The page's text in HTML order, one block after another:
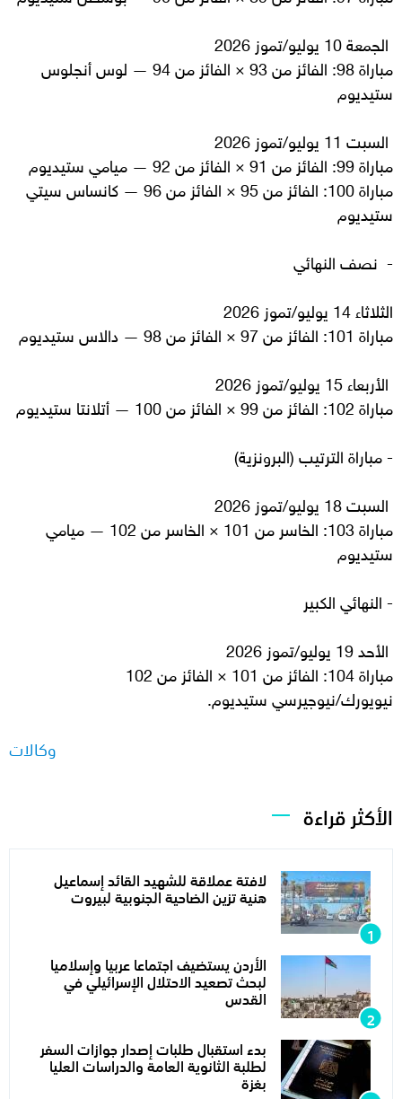
الجمعة 10 يوليو/تموز 2026
مباراة 98: الفائز من 93 × الفائز من 94 — لوس أنجلوس
ستيديوم
السبت 11 يوليو/تموز 2026
مباراة 99: الفائز من 91 × الفائز من 92 — ميامي ستيديوم
مباراة 100: الفائز من 95 × الفائز من 96 — كانساس سيتي
ستيديوم
- نصف النهائي
الثلاثاء 14 يوليو/تموز 2026
مباراة 101: الفائز من 97 × الفائز من 98 — دالاس ستيديوم
الأربعاء 15 يوليو/تموز 2026
مباراة 102: الفائز من 99 × الفائز من 100 — أتلانتا ستيديوم
- مباراة الترتيب (البرونزية)
السبت 18 يوليو/تموز 2026
مباراة 103: الخاسر من 101 × الخاسر من 102 — ميامي
ستيديوم
- النهائي الكبير
الأحد 19 يوليو/تموز 2026
مباراة 104: الفائز من 101 × الفائز من 102
نيويورك/نيوجيرسي ستيديوم.
وكالات
الأكثر قراءة
لافتة عملاقة للشهيد القائد إسماعيل
هنية تزين الضاحية الجنوبية لبيروت
الأردن يستضيف اجتماعا عربيا وإسلاميا
لبحث تصعيد الاحتلال الإسرائيلي في
القدس
بدء استقبال طلبات إصدار جوازات السفر
لطلبة الثانوية العامة والدراسات العليا
بغزة